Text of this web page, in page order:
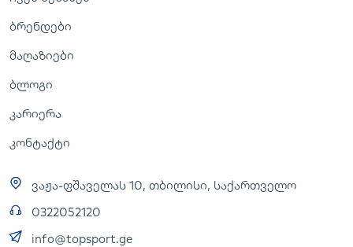
ბრენდები
მაღაზიები
ბლოგი
კარიერა
კონტაქტი
ვაჟა-ფშაველას 10, თბილისი, საქართველო
0322052120
info@topsport.ge